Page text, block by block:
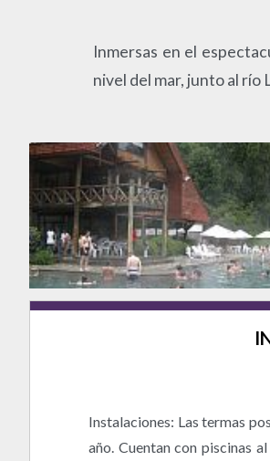
Inmersas en el
nivel del mar, junto al río
Instalaciones: Las termas
año. Cuentan con piscinas